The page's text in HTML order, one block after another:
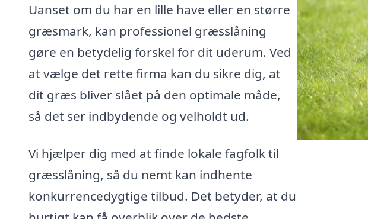
Uanset om du har en lille have eller en større
græsmark, kan professionel græsslåning
gøre en betydelig forskel for dit uderum. Ved
at vælge det rette firma kan du sikre dig, at
dit græs bliver slået på den optimale måde,
så det ser indbydende og velholdt ud.
Vi hjælper dig med at finde lokale fagfolk til
græsslåning, så du nemt kan indhente
konkurrencedygtige tilbud. Det betyder, at du